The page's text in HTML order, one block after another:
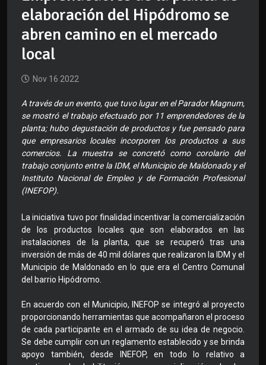
elaboración del Hipódromo se
abren camino en el mercado
local
Nov 16 2022
A través de un evento, que tuvo lugar en el Parador Magnum,
se mostró el trabajo efectuado por 11 emprendedores de la
planta; hubo degustación de productos y fue pensado para
que empresarios locales incorporen los productos a sus
comercios. La muestra se concretó como corolario del
trabajo conjunto entre la IDM, el Municipio de Maldonado y el
Instituto Nacional de Empleo y de Formación Profesional
(INEFOP).
La iniciativa tuvo por finalidad incentivar la comercialización
de los productos locales que son elaborados en las
instalaciones de la planta, que se recuperó tras una
inversión de más de 40 mil dólares que realizaron la IDM y el
Municipio de Maldonado en lo que era el Centro Comunal
del barrio Hipódromo.
En acuerdo con el Municipio, INEFOP se integró al proyecto
proporcionando herramientas que acompañaron el proceso
de cada participante en el armado de su idea de negocio.
Se debe cumplir con un reglamento establecido y se brinda
apoyo también, desde INEFOP, en todo lo relativo a